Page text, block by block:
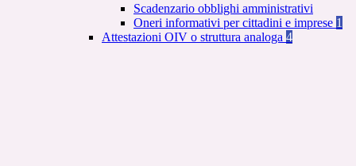
Scadenzario obblighi amministrativi
Oneri informativi per cittadini e imprese 1
Attestazioni OIV o struttura analoga 4